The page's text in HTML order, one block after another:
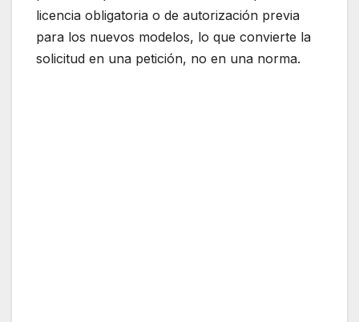
licencia obligatoria o de autorización previa
para los nuevos modelos, lo que convierte la
solicitud en una petición, no en una norma.